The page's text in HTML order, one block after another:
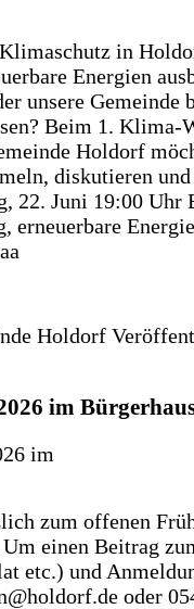
in
Energien
unsere Gemeinde
Beim 1. Klima-
Holdorf
diskutieren
22. Juni 19:00 Uhr
erneuerbare
Holdorf
im
zum offenen
einen Beitrag
etc.) und
oder